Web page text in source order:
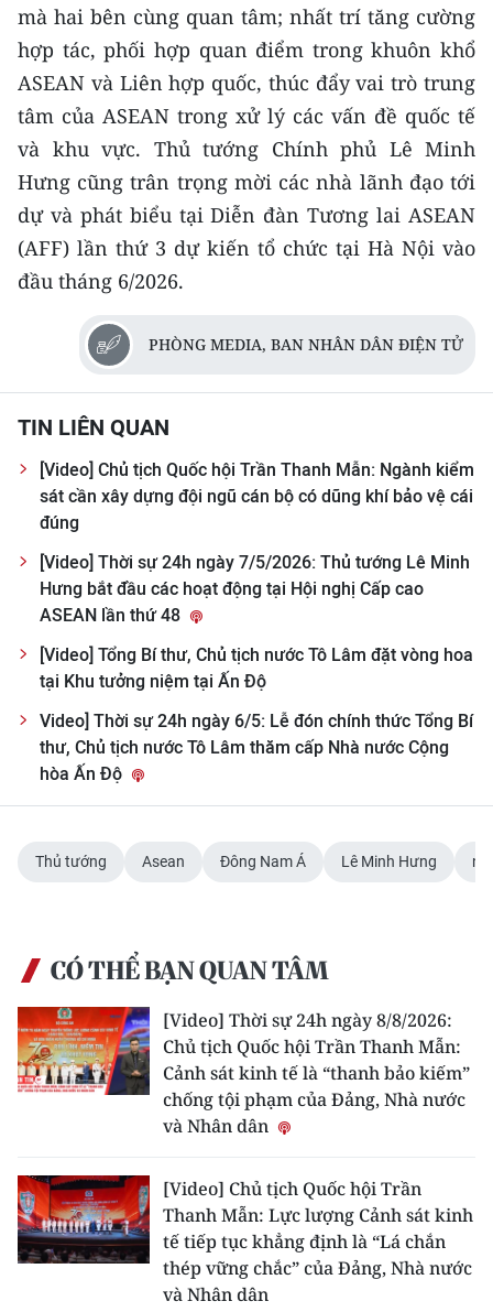
54 DÂN TỘC VIỆT NAM
CHƯƠNG TRÌNH OCOP - MỖI XÃ
MỘT SẢN PHẨM
RADIO
MEDIA CENTER
E-Magazine
Media Chính trị
Media Kinh tế
Media Văn hóa
Media Xã hội
Media Pháp luật
Media Du lịch
Media Thế giới
Media Giáo dục
Media Y tế
Media Khoa học - Công nghệ
TIN MỚI
TIN ĐỊA PHƯƠNG
Đồng bằng sông Hồng
Bắc Trung Bộ
mà hai bên cùng quan tâm; nhất trí tăng cường
hợp tác, phối hợp quan điểm trong khuôn khổ
ASEAN và Liên hợp quốc, thúc đẩy vai trò trung
tâm của ASEAN trong xử lý các vấn đề quốc tế
và khu vực. Thủ tướng Chính phủ Lê Minh
Hưng cũng trân trọng mời các nhà lãnh đạo tới
dự và phát biểu tại Diễn đàn Tương lai ASEAN
(AFF) lần thứ 3 dự kiến tổ chức tại Hà Nội vào
đầu tháng 6/2026.
PHÒNG MEDIA, BAN NHÂN DÂN ĐIỆN TỬ
TIN LIÊN QUAN
[Video] Chủ tịch Quốc hội Trần Thanh Mẫn: Ngành kiểm
sát cần xây dựng đội ngũ cán bộ có dũng khí bảo vệ cái
đúng
[Video] Thời sự 24h ngày 7/5/2026: Thủ tướng Lê Minh
Hưng bắt đầu các hoạt động tại Hội nghị Cấp cao
ASEAN lần thứ 48
[Video] Tổng Bí thư, Chủ tịch nước Tô Lâm đặt vòng hoa
tại Khu tưởng niệm tại Ấn Độ
Video] Thời sự 24h ngày 6/5: Lễ đón chính thức Tổng Bí
thư, Chủ tịch nước Tô Lâm thăm cấp Nhà nước Cộng
hòa Ấn Độ
Thủ tướng Asean Đông Nam Á Lê Minh Hưng
CÓ THỂ BẠN QUAN TÂM
[Video] Thời sự 24h ngày 8/8/2026:
Chủ tịch Quốc hội Trần Thanh Mẫn:
Cảnh sát kinh tế là “thanh bảo kiếm”
chống tội phạm của Đảng, Nhà nước
và Nhân dân
[Video] Chủ tịch Quốc hội Trần
Thanh Mẫn: Lực lượng Cảnh sát kinh
tế tiếp tục khẳng định là “Lá chắn
thép vững chắc” của Đảng, Nhà nước
và Nhân dân